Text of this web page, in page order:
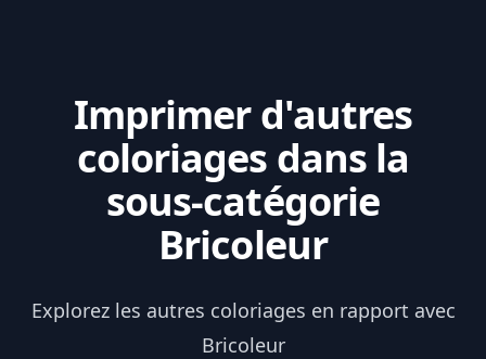
Imprimer d'autres
coloriages dans la
sous-catégorie
Bricoleur
Explorez les autres coloriages en rapport avec
Bricoleur